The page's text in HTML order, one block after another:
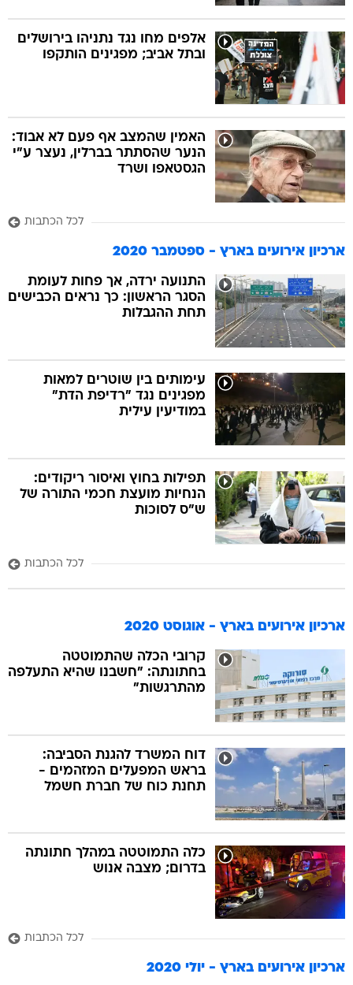
אלפים מחו נגד נתניהו בירושלים
ובתל אביב; מפגינים הותקפו
האמין שהמצב אף פעם לא אבוד:
הנער שהסתתר בברלין, נעצר ע"י
הגסטאפו ושרד
לכל הכתבות
ארכיון אירועים בארץ - ספטמבר 2020
התנועה ירדה, אך פחות לעומת
הסגר הראשון: כך נראים הכבישים
תחת ההגבלות
עימותים בין שוטרים למאות
מפגינים נגד "רדיפת הדת"
במודיעין עילית
תפילות בחוץ ואיסור ריקודים:
הנחיות מועצת חכמי התורה של
ש"ס לסוכות
לכל הכתבות
ארכיון אירועים בארץ - אוגוסט 2020
קרובי הכלה שהתמוטטה
בחתונתה: "חשבנו שהיא התעלפה
מהתרגשות"
דוח המשרד להגנת הסביבה:
בראש המפעלים המזהמים -
תחנת כוח של חברת חשמל
כלה התמוטטה במהלך חתונתה
בדרום; מצבה אנוש
לכל הכתבות
ארכיון אירועים בארץ - יולי 2020